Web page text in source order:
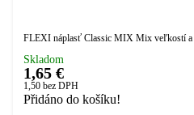
FLEXI náplasť Classic MIX Mix veľkostí a
Skladom
1,65 €
1,50 bez DPH
Přidáno do košíku!